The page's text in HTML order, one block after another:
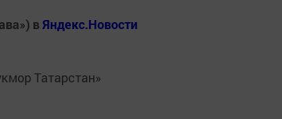
вЯндекс.Новости
Татарстан»